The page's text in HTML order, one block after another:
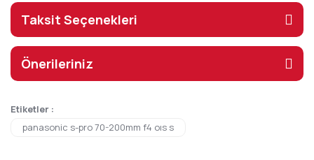
Taksit Seçenekleri
Önerileriniz
Etiketler :
panasonic s-pro 70-200mm f4 oıs s